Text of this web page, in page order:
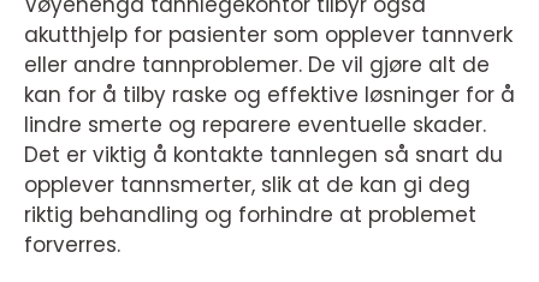
akutthjelp for pasienter som opplever tannverk
eller andre tannproblemer. De vil gjøre alt de
kan for å tilby raske og effektive løsninger for å
lindre smerte og reparere eventuelle skader.
Det er viktig å kontakte tannlegen så snart du
opplever tannsmerter, slik at de kan gi deg
riktig behandling og forhindre at problemet
forverres.